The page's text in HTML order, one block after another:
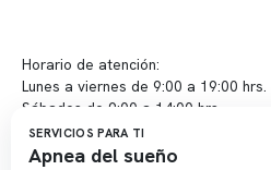
Horario de atención:
Lunes a viernes de 9:00 a 19:00 hrs.
Sábados de 9:00 a 14:00 hrs.
Sucursales
SERVICIOS PARA TI
Apnea del sueño